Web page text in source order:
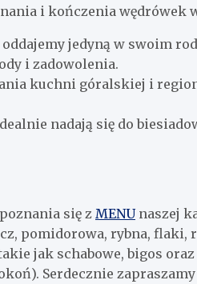
i kończenia wędrówek
jedyną w swoim
i zadowolenia.
kuchni góralskiej i
nadają się do
się z MENUnaszej
pomidorowa, rybna, flaki,
jak schabowe, bigos
Serdecznie